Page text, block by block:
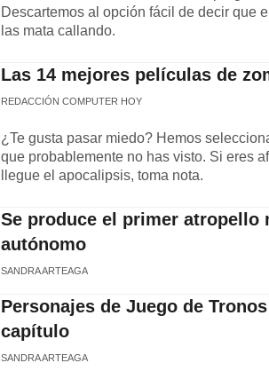
Descartemos al opción fácil de decir que
las mata callando.
Las 14 mejores películas de
REDACCIÓN COMPUTER HOY
¿Te gusta pasar miedo? Hemos
que probablemente no has visto. Si eres
llegue el apocalipsis, toma nota.
Se produce el primer atropello
autónomo
SANDRA ARTEAGA
Personajes de Juego de
capítulo
SANDRA ARTEAGA